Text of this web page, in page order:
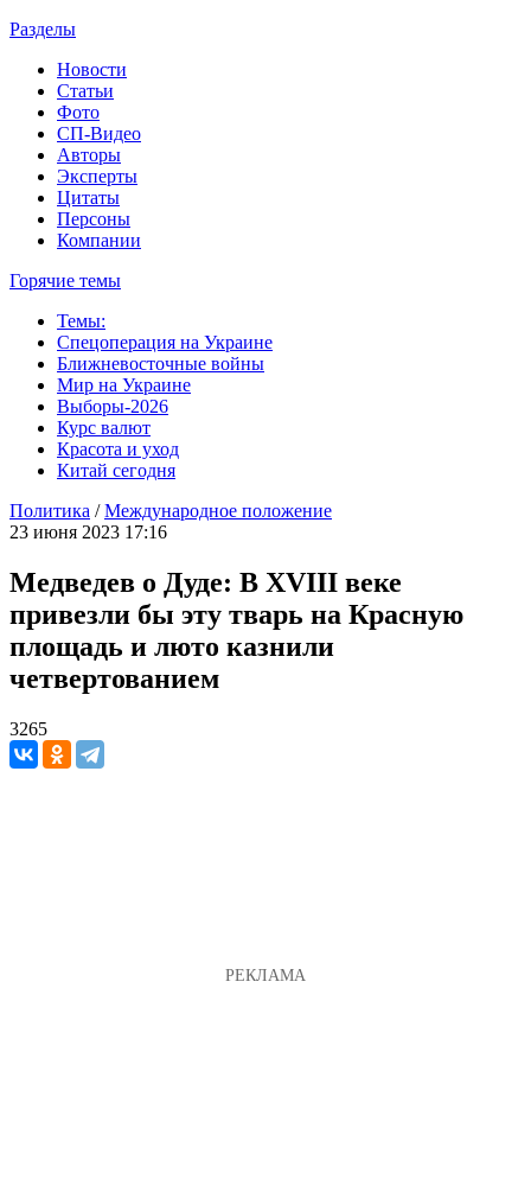
Разделы
Новости
Статьи
Фото
СП-Видео
Авторы
Эксперты
Цитаты
Персоны
Компании
Горячие темы
Темы:
Спецоперация на Украине
Ближневосточные войны
Мир на Украине
Выборы-2026
Курс валют
Красота и уход
Китай сегодня
Политика /Международное положение
23 июня 2023 17:16
Медведев о Дуде: В XVIII веке
привезли бы эту тварь на Красную
площадь и люто казнили
четвертованием
3265